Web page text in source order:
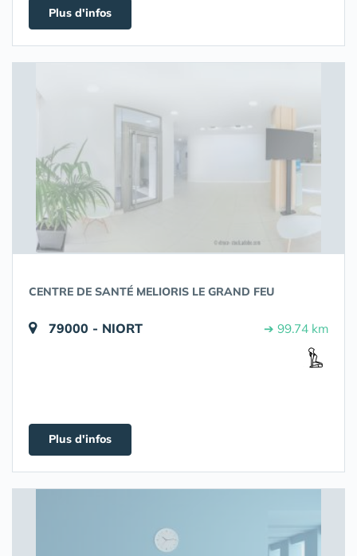
Plus d'infos
CENTRE DE SANTÉ MELIORIS LE GRAND FEU
79000 - NIORT ➔ 99.74 km
Plus d'infos